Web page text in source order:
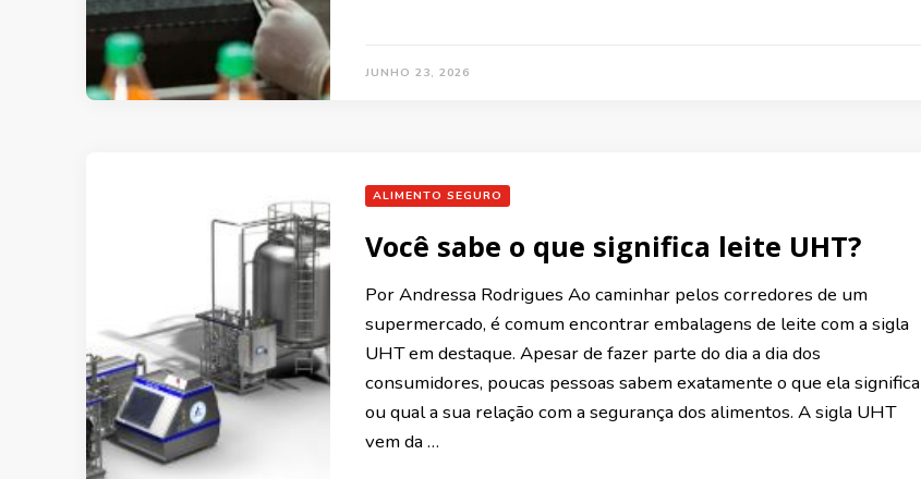
JUNHO 23, 2026
ALIMENTO SEGURO
Você sabe o que significa leite UHT?
Por Andressa Rodrigues Ao caminhar pelos corredores de um
supermercado, é comum encontrar embalagens de leite com a sigla
UHT em destaque. Apesar de fazer parte do dia a dia dos
consumidores, poucas pessoas sabem exatamente o que ela significa
ou qual a sua relação com a segurança dos alimentos. A sigla UHT
vem da …